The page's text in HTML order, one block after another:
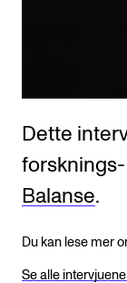
Dette
Balanse.
Du kan lese mer
Se alle